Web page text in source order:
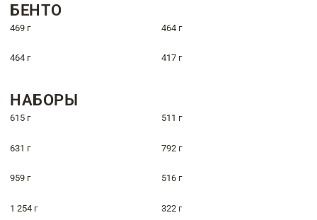
БЕНТО
469 г 464 г
464 г 417 г
НАБОРЫ
615 г 511 г
631 г 792 г
959 г 516 г
1 254 г 322 г